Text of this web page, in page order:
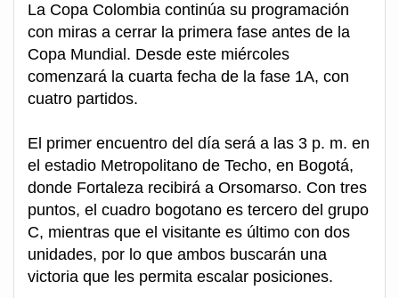
La Copa Colombia continúa su programación
con miras a cerrar la primera fase antes de la
Copa Mundial. Desde este miércoles
comenzará la cuarta fecha de la fase 1A, con
cuatro partidos.
El primer encuentro del día será a las 3 p. m. en
el estadio Metropolitano de Techo, en Bogotá,
donde Fortaleza recibirá a Orsomarso. Con tres
puntos, el cuadro bogotano es tercero del grupo
C, mientras que el visitante es último con dos
unidades, por lo que ambos buscarán una
victoria que les permita escalar posiciones.